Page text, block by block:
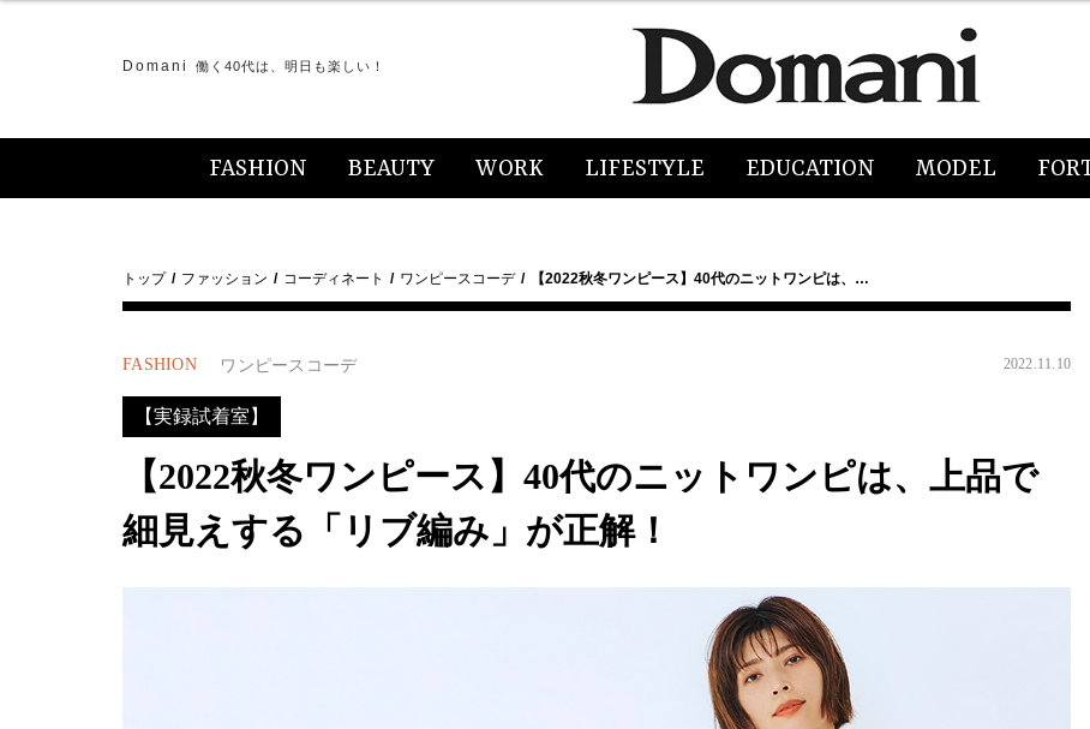
Domani 働く40代は、明日も楽しい！
FASHION BEAUTY WORK LIFESTYLE EDUCATION MODEL
トップ ファッション コーディネート ワンピースコーデ 【2022秋冬ワンピース】40代のニットワンピは、…
FASHION ワンピースコーデ 2022.11.10
【実録試着室】
【2022秋冬ワンピース】40代のニットワンピは、上品で
細見えする「リブ編み」が正解！